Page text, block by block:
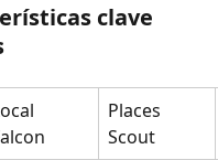
clave
Places
Scout